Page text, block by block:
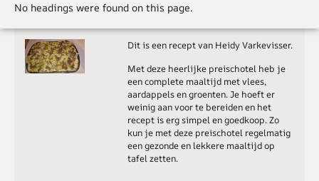
No headings were found on this page.
Dit is een recept van Heidy Varkevisser.
Met deze heerlijke preischotel heb je
een complete maaltijd met vlees,
aardappels en groenten. Je hoeft er
weinig aan voor te bereiden en het
recept is erg simpel en goedkoop. Zo
kun je met deze preischotel regelmatig
een gezonde en lekkere maaltijd op
tafel zetten.